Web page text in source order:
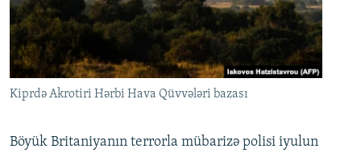
Kiprdə Akrotiri Hərbi Hava Qüvvələri bazası
Böyük Britaniyanın terrorla mübarizə polisi iyulun